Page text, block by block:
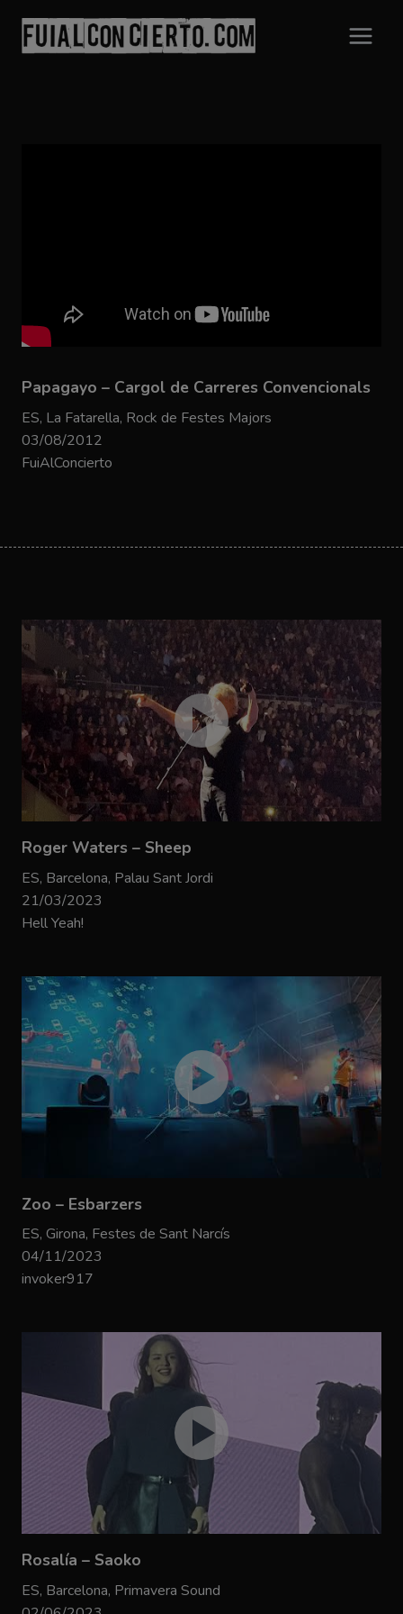
contenido
Papagayo – Cargol de Carreres Convencionals
ES, La Fatarella, Rock de Festes Majors
03/08/2012
FuiAlConcierto
Roger Waters – Sheep
ES, Barcelona, Palau Sant Jordi
21/03/2023
Hell Yeah!
Zoo – Esbarzers
ES, Girona, Festes de Sant Narcís
04/11/2023
invoker917
Rosalía – Saoko
ES, Barcelona, Primavera Sound